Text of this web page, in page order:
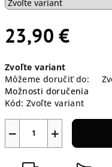
23,90 €
cena:
Zvoľte variant
Môžeme doručiť do:
Možnosti doručenia
Kód: Zvoľte variant
+
−